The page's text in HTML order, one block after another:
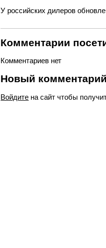
У российских дилеров
Комментарии
Комментариев нет
Новый
Войдите на сайт чтобы